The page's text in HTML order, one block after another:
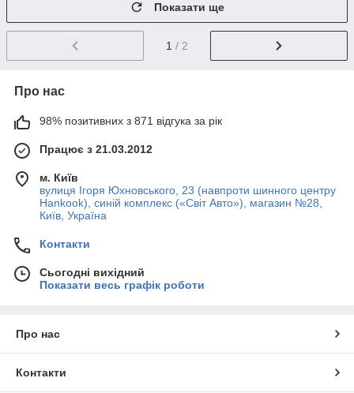
Показати ще
1 / 2
Про нас
98% позитивних з 871 відгука за рік
Працює з 21.03.2012
м. Київ
вулиця Ігоря Юхновського, 23 (навпроти шинного центру
Hankook), синій комплекс («Світ Авто»), магазин №28,
Київ, Україна
Контакти
Сьогодні вихідний
Показати весь графік роботи
Про нас
Контакти